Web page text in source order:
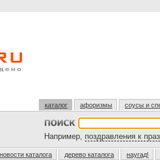
каталог афоризмы соусы и
Например, поздравления к
новости каталога дерево каталога наугад!